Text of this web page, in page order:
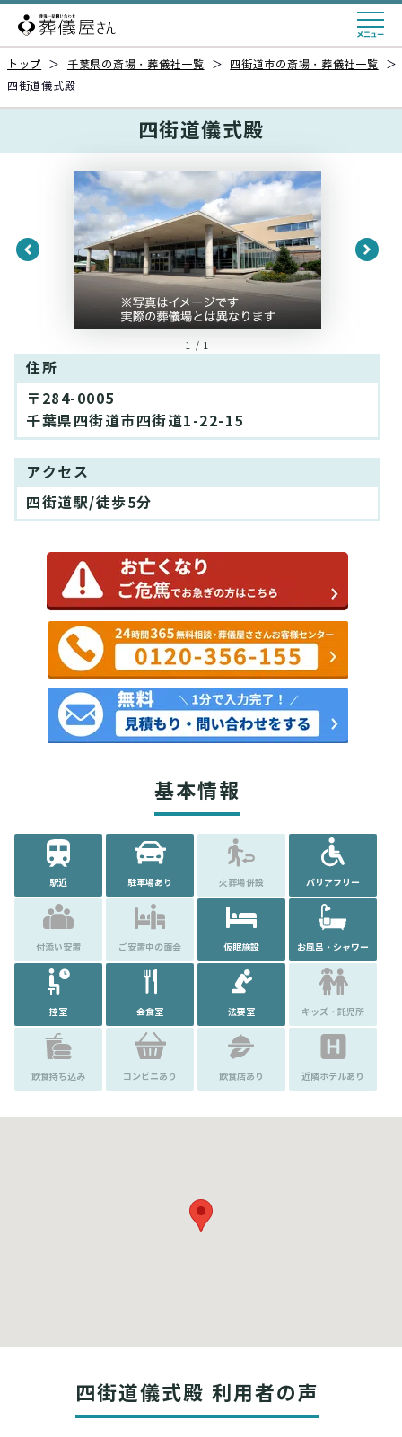
トップ ＞ 千葉県の斎場・葬儀社一覧 ＞ 四街道市の斎場・葬儀社一覧
＞
四街道儀式殿
四街道儀式殿
1 / 1
住所
〒284-0005
千葉県四街道市四街道1-22-15
アクセス
四街道駅/徒歩5分
基本情報
駅近 駐車場あり 火葬場併設 バリアフリー
付添い安置 ご安置中の面会 仮眠施設 お風呂・シャワー
控室 会食室 法要室 キッズ・託児所
飲食持ち込み コンビニあり 飲食店あり 近隣ホテルあり
四街道儀式殿 利用者の声